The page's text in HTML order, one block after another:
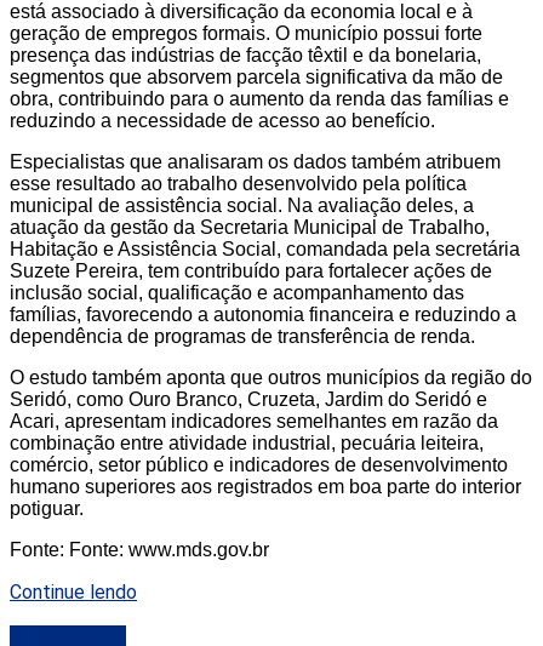
está associado à diversificação da economia local e à
geração de empregos formais. O município possui forte
presença das indústrias de facção têxtil e da bonelaria,
segmentos que absorvem parcela significativa da mão de
obra, contribuindo para o aumento da renda das famílias e
reduzindo a necessidade de acesso ao benefício.
Especialistas que analisaram os dados também atribuem
esse resultado ao trabalho desenvolvido pela política
municipal de assistência social. Na avaliação deles, a
atuação da gestão da Secretaria Municipal de Trabalho,
Habitação e Assistência Social, comandada pela secretária
Suzete Pereira, tem contribuído para fortalecer ações de
inclusão social, qualificação e acompanhamento das
famílias, favorecendo a autonomia financeira e reduzindo a
dependência de programas de transferência de renda.
O estudo também aponta que outros municípios da região do
Seridó, como Ouro Branco, Cruzeta, Jardim do Seridó e
Acari, apresentam indicadores semelhantes em razão da
combinação entre atividade industrial, pecuária leiteira,
comércio, setor público e indicadores de desenvolvimento
humano superiores aos registrados em boa parte do interior
potiguar.
Fonte: Fonte: www.mds.gov.br
Continue lendo